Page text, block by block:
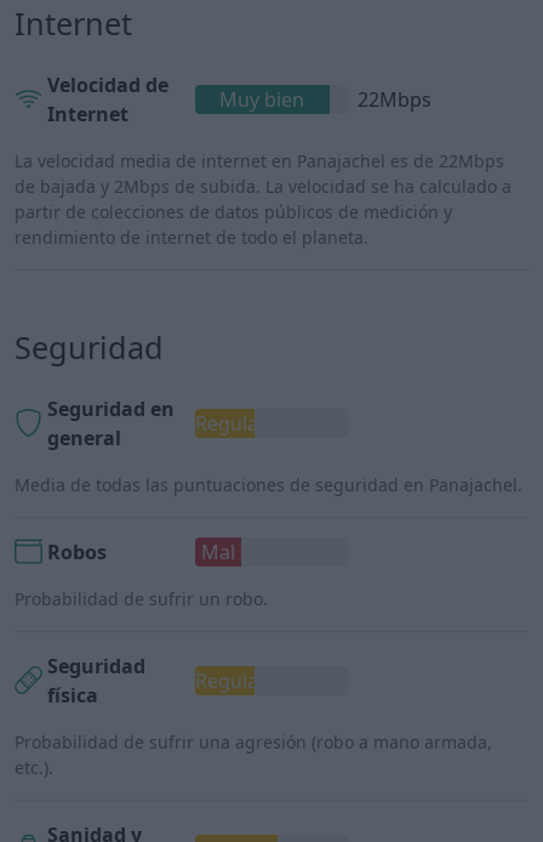
Internet
Velocidad de
Internet
Muy bien 22Mbps
La velocidad media de internet en Panajachel es de 22Mbps
de bajada y 2Mbps de subida. La velocidad se ha calculado a
partir de colecciones de datos públicos de medición y
rendimiento de internet de todo el planeta.
Seguridad
Seguridad en
general
Regular
Media de todas las puntuaciones de seguridad en Panajachel.
Robos Mal
Probabilidad de sufrir un robo.
Seguridad
física
Regular
Probabilidad de sufrir una agresión (robo a mano armada,
etc.).
Sanidad y